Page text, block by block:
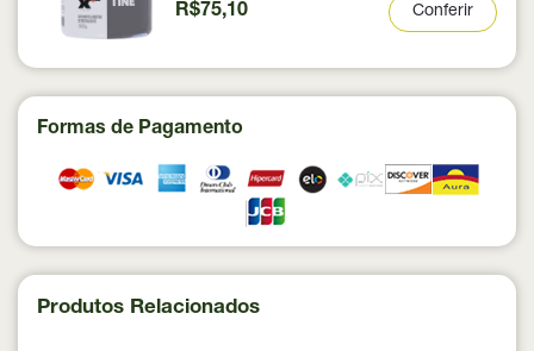
R$75,10 Conferir
Formas de Pagamento
Produtos Relacionados